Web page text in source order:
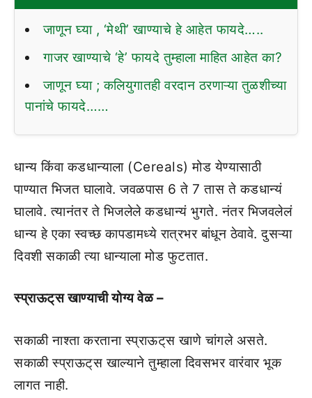
जाणून घ्या , ‘मेथी’ खाण्याचे हे आहेत फायदे…..
गाजर खाण्याचे ‘हे’ फायदे तुम्हाला माहित आहेत का?
जाणून घ्या ; कलियुगातही वरदान ठरणाऱ्या तुळशीच्या
पानांचे फायदे……
धान्य किंवा कडधान्याला (Cereals) मोड येण्यासाठी
पाण्यात भिजत घालावे. जवळपास 6 ते 7 तास ते कडधान्यं
घालावे. त्यानंतर ते भिजलेले कडधान्यं भुगते. नंतर भिजवलेलं
धान्य हे एका स्वच्छ कापडामध्ये रात्रभर बांधून ठेवावे. दुसऱ्या
दिवशी सकाळी त्या धान्याला मोड फुटतात.
स्प्राऊट्‌स खाण्याची योग्य वेळ –
सकाळी नाश्‍ता करताना स्प्राऊट्‌स खाणे चांगले असते.
सकाळी स्प्राऊट्‌स खाल्याने तुम्हाला दिवसभर वारंवार भूक
लागत नाही.